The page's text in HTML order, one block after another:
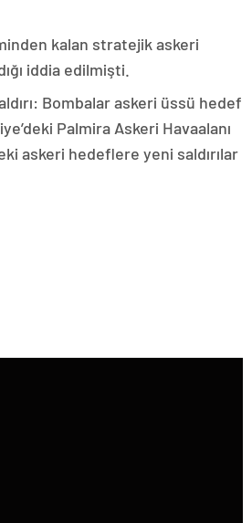
kalan stratejik askeri
iddia edilmişti.
Bombalar askeri üssü hedef
Palmira Askeri Havaalanı
askeri hedeflere yeni saldırılar